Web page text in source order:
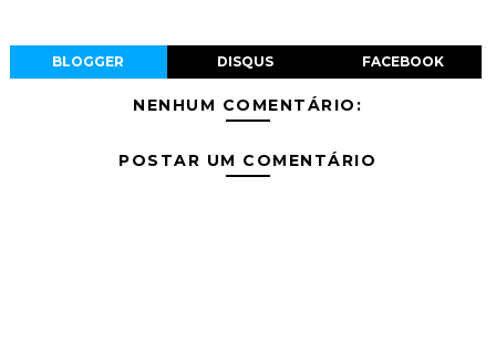
BLOGGER DISQUS FACEBOOK
NENHUM COMENTÁRIO:
POSTAR UM COMENTÁRIO